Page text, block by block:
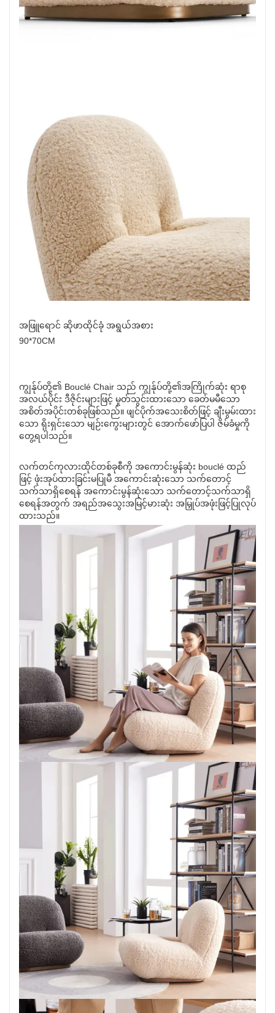
အဖြူရောင် ဆိုဖာထိုင်ခုံ အရွယ်အစား
90*70CM
ကျွန်ုပ်တို့၏ Bouclé Chair သည် ကျွန်ုပ်တို့၏အကြိုက်ဆုံး ရာစု
အလယ်ပိုင်း ဒီဇိုင်းများဖြင့် မှုတ်သွင်းထားသော ခေတ်မမီသော
အစိတ်အပိုင်းတစ်ခုဖြစ်သည်။ ဖျင်ပိုက်အသေးစိတ်ဖြင့် ချီးမွမ်းထား
သော ရိုးရှင်းသော မျဉ်းကွေးများတွင် အောက်ဖော်ပြပါ ဇိမ်ခံမှုကို
တွေ့ရပါသည်။
လက်တင်ကုလားထိုင်တစ်ခုစီကို အကောင်းမွန်ဆုံး bouclé ထည်
ဖြင့် ဖုံးအုပ်ထားခြင်းမပြုမီ အကောင်းဆုံးသော သက်တောင့်
သက်သာရှိစေရန် အကောင်းမွန်ဆုံးသော သက်တောင့်သက်သာရှိ
စေရန်အတွက် အရည်အသွေးအမြင့်မားဆုံး အမြှုပ်အဖုံးဖြင့်ပြုလုပ်
ထားသည်။